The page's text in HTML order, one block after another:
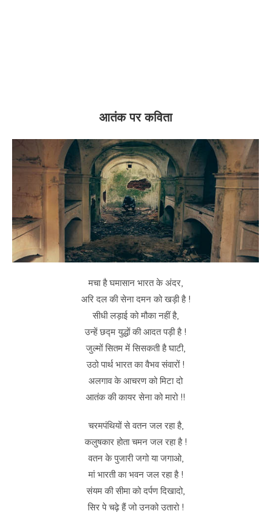
आतंक पर कविता
मचा है घमासान भारत के अंदर,
अरि दल की सेना दमन को खड़ी है !
सीधी लड़ाई को मौका नहीं है,
उन्हें छद्म युद्धों की आदत पड़ी है !
जुल्मों सितम में सिसकती है घाटी,
उठो पार्थ भारत का वैभव संवारों !
अलगाव के आचरण को मिटा दो
आतंक की कायर सेना को मारो !!
चरमपंथियों से वतन जल रहा है,
कलुषकार होता चमन जल रहा है !
वतन के पुजारी जगो या जगाओ,
मां भारती का भवन जल रहा है !
संयम की सीमा को दर्पण दिखादो,
सिर पे चढ़े हैं जो उनको उतारो !